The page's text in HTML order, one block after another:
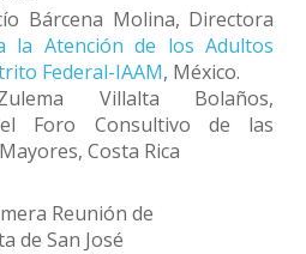
Bárcena Molina, Directora
la Atención de los Adultos
Federal-IAAM, México.
Villalta Bolaños,
Foro Consultivo de las
Costa Rica
Reunión de
de San José